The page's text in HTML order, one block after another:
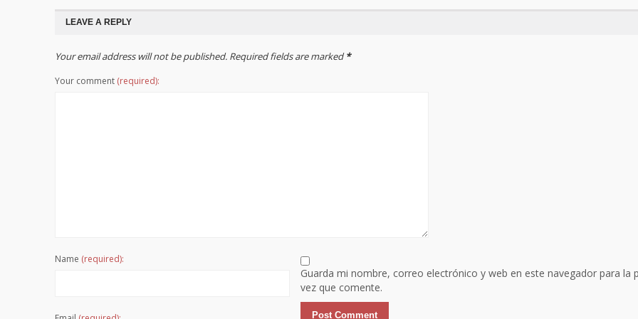
LEAVE A REPLY
Your email address will not be published. Required fields are marked*
Your comment (required):
Name (required):
Guarda mi nombre, correo electrónico y web en este navegador para la
vez que comente.